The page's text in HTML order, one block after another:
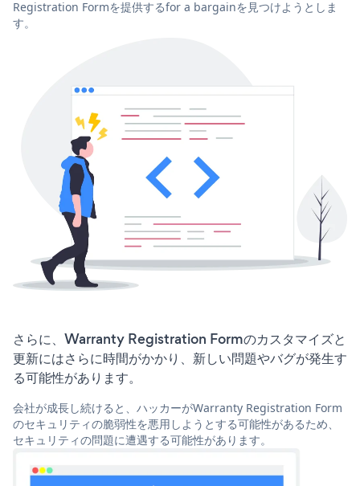
Registration Formを提供するfor a bargainを見つけようとしま
す。
さらに、Warranty Registration Formのカスタマイズと
更新にはさらに時間がかかり、新しい問題やバグが発生す
る可能性があります。
会社が成長し続けると、ハッカーがWarranty Registration Form
のセキュリティの脆弱性を悪用しようとする可能性があるため、
セキュリティの問題に遭遇する可能性があります。